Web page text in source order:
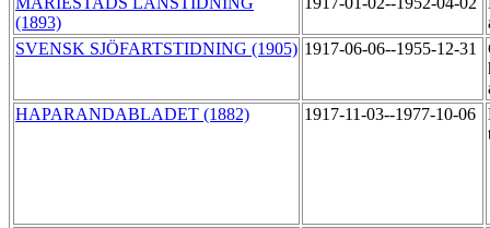
(1893)
SVENSK SJÖFARTSTIDNING (1905) 1917-06-06--1955-12-31
HAPARANDABLADET (1882)
1917-11-03--1977-10-06